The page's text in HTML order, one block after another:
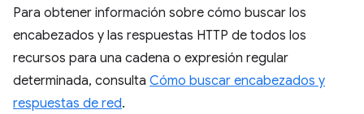
Para obtener información sobre cómo buscar los
encabezados y las respuestas HTTP de todos los
recursos para una cadena o expresión regular
determinada, consulta Cómo buscar encabezados y
respuestas de red.